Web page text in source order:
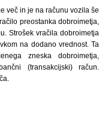
več in je na računu vozila še
preostanka dobroimetja,
Strošek vračila dobroimetja
na dodano vrednost. Ta
zneska dobroimetja,
(transakcijski) račun.